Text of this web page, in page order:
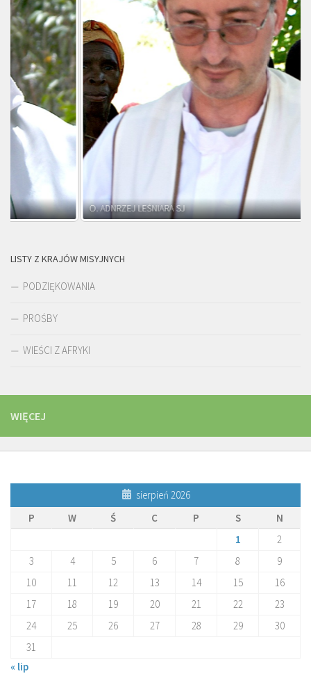
O. ADNRZEJ LEŚNIARA SJ
LISTY Z KRAJÓW MISYJNYCH
PODZIĘKOWANIA
PROŚBY
WIEŚCI Z AFRYKI
WIĘCEJ
sierpień 2026
P
W Ś C P S
N
1
2
3
4 5 6 7 8
9
10
11 12 13 14 15
16
17
18 19 20 21 22
23
24
25 26 27 28 29
30
31
« lip